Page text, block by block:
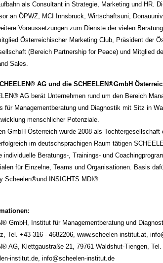
als Consultant in Strategie, Marketing und HR.
an ÖPWZ, MCI Innsbruck, Wirtschaftsuni,
Voraussetzungen zum Dienste der vielen
Österreichischer Marketing Club, Präsident der
(Bereich Partnership for Peace) und Mitglied
Sales.
AG und die SCHEELEN®GmbH
AG berät Unternehmen rund um den Bereich
für Managementberatung und Diagnostik mit Sitz in
menschlicher Potenziale.
GmbH Österreich wurde 2008 als
im deutschsprachigen Raum tätigen
individuelle Beratungs-, Trainings- und
für Einzelne, Teams und Organisationen. Basis
Scheelen®und INSIGHTS MDI®.
GmbH, Institut für Managementberatung und
Tel. +43 316 - 4682206, www.scheelen-institut.at,
AG, Klettgaustraße 21, 79761 Waldshut-Tiengen,
institut.de, info@scheelen-institut.de